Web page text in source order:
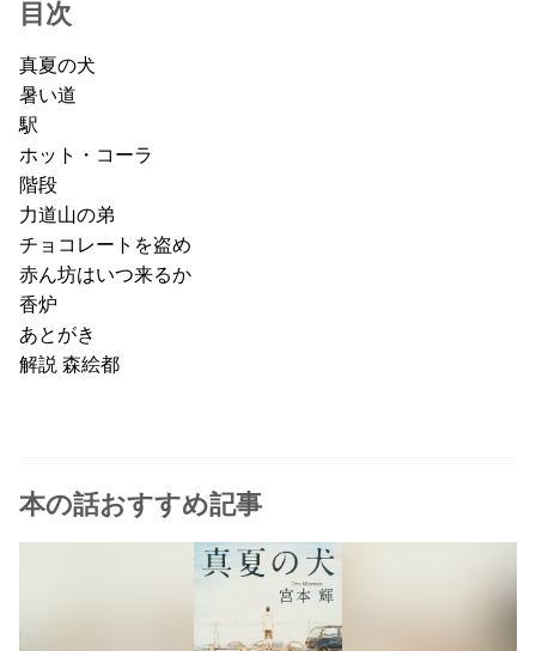
目次
真夏の犬
暑い道
駅
ホット・コーラ
階段
力道山の弟
チョコレートを盗め
赤ん坊はいつ来るか
香炉
あとがき
解説 森絵都
本の話おすすめ記事